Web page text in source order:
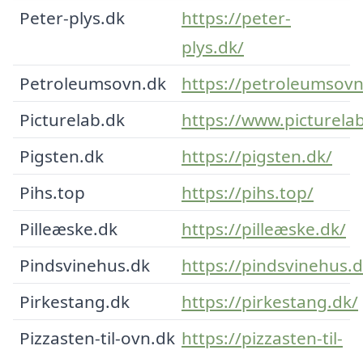
Peter-plys.dk
https://peter-
plys.dk/
Petroleumsovn.dk
https://
Picturelab.dk
https://
Pigsten.dk
https://pigsten.dk/
Pihs.top
https://pihs.top/
Pilleæske.dk
https://pilleæske.dk/
Pindsvinehus.dk
https://
Pirkestang.dk
https://pirkestang.dk/
Pizzasten-til-ovn.dk https://pizzasten-til-